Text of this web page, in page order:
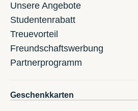
Unsere Angebote
Studentenrabatt
Treuevorteil
Freundschaftswerbung
Partnerprogramm
Geschenkkarten